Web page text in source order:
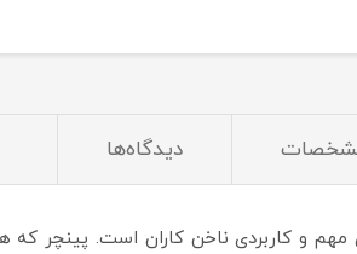
دیدگاه‌ها
مهم و کاربردی ناخن کاران است. پینچر